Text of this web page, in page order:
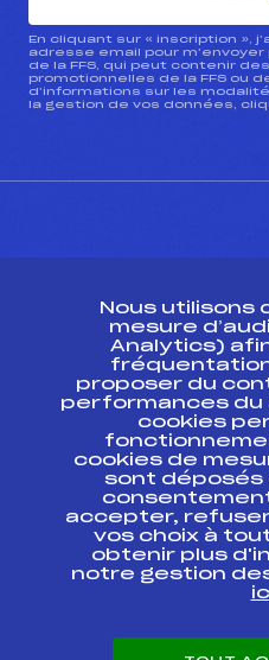
En cliquant sur « inscription »,
adresse email pour
de la FFS, qui peut contenir
promotionnelles de la FFS ou
d’informations sur les
la gestion de vos données,
ESPACE PRESSE
Ressources
Pass’Neige
Projet sportif
Projet de
Antidopage
Pôle
Scientifique
Listes ministérielles
Pôle vie de l’athlète
Nous utilisons
mesure
Analytics)
proposer du
performances du
cookies
cookies de
sont déposés
accepter,
vos choix à
obtenir plus
notre gestion